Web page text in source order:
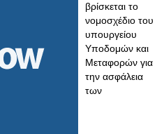
βρίσκεται το
νομοσχέδιο του
υπουργείου
Υποδομών και
Μεταφορών για
την ασφάλεια
των